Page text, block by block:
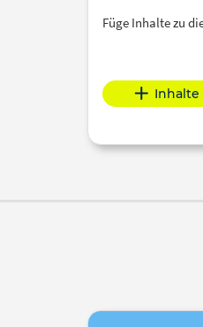
Füge Inhalte zu
Inhalte